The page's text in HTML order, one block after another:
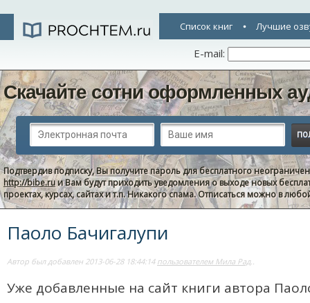
Список книг Лучшие
E-mail:
Скачайте сотни оформленных
Подтвердив подписку, Вы получите пароль для бесплатного
http://bibe.ruи Вам будут приходить уведомления о выходе новых
проектах, курсах, сайтах и т.п. Никакого спама. Отписаться можно в
Паоло Бачигалупи
Автор был добавлен 2013-06-28 18:44:14 пользователем Мила Рад..
Уже добавленные на сайт книги автора